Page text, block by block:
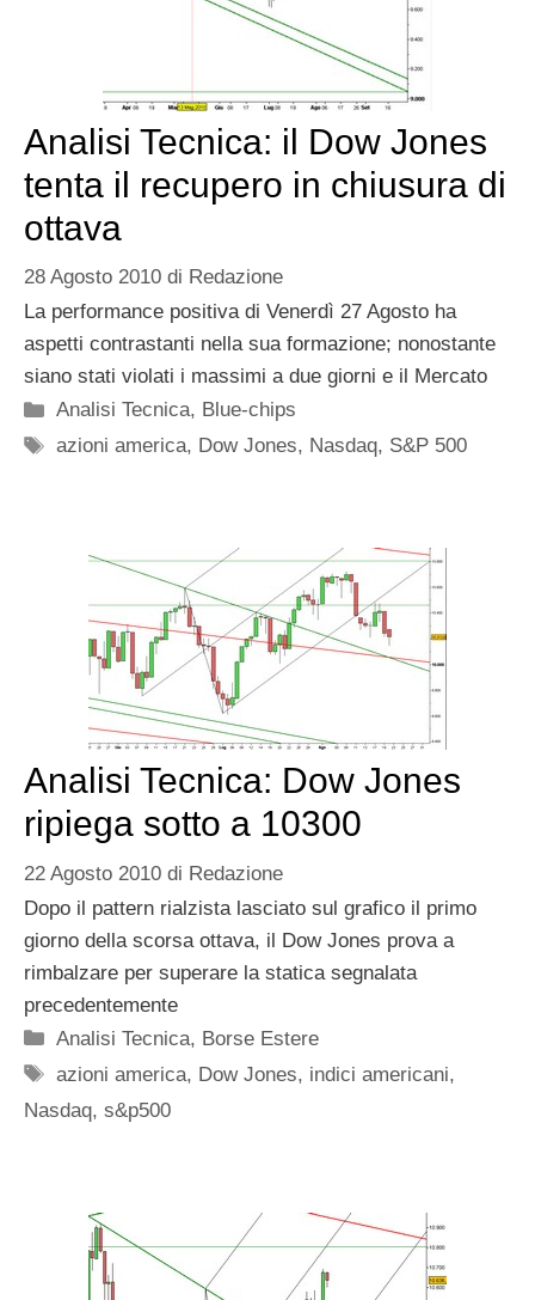
Analisi Tecnica: il Dow Jones
tenta il recupero in chiusura di
ottava
28 Agosto 2010 di Redazione
La performance positiva di Venerdì 27 Agosto ha
aspetti contrastanti nella sua formazione; nonostante
siano stati violati i massimi a due giorni e il Mercato
Categorie
Analisi Tecnica, Blue-chips
Tag
azioni america, Dow Jones, Nasdaq, S&P 500
Analisi Tecnica: Dow Jones
ripiega sotto a 10300
22 Agosto 2010 di Redazione
Dopo il pattern rialzista lasciato sul grafico il primo
giorno della scorsa ottava, il Dow Jones prova a
rimbalzare per superare la statica segnalata
precedentemente
Categorie
Analisi Tecnica, Borse Estere
Tag
azioni america, Dow Jones, indici americani,
Nasdaq, s&p500